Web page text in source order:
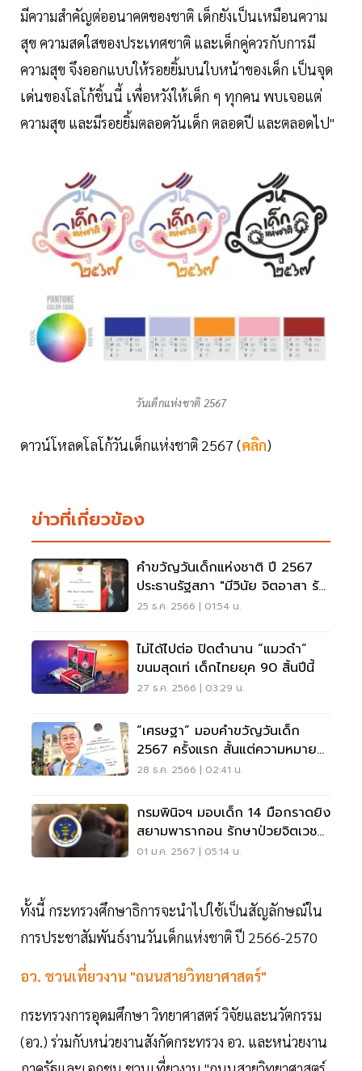
มีความสำคัญต่ออนาคตของชาติ เด็กยังเป็นเหมือนความ
สุข ความสดใสของประเทศชาติ และเด็กคู่ควรกับการมี
ความสุข จึงออกแบบให้รอยยิ้มบนใบหน้าของเด็ก เป็นจุด
เด่นของโลโก้ชิ้นนี้ เพื่อหวังให้เด็ก ๆ ทุกคน พบเจอแต่
ความสุข และมีรอยยิ้มตลอดวันเด็ก ตลอดปี และตลอดไป"
วันเด็กแห่งชาติ 2567
ดาวน์โหลดโลโก้วันเด็กแห่งชาติ 2567 (คลิก)
ข่าวที่เกี่ยวข้อง
คำขวัญวันเด็กแห่งชาติ ปี 2567
ประธานรัฐสภา "มีวินัย จิตอาสา รัก
ประชาธิปไตย"
25 ธ.ค. 2566 | 01:54 น.
ไม่ได้ไปต่อ ปิดตำนาน “แมวดำ”
ขนมสุดเท่ เด็กไทยยุค 90 สิ้นปีนี้
27 ธ.ค. 2566 | 03:29 น.
“เศรษฐา” มอบคำขวัญวันเด็ก
2567 ครั้งแรก สั้นแต่ความหมาย
ลึก
28 ธ.ค. 2566 | 02:41 น.
กรมพินิจฯ มอบเด็ก 14 มือกราดยิง
สยามพารากอน รักษาป่วยจิตเวช
ต่อจนกว่าจะหาย
01 ม.ค. 2567 | 05:14 น.
ทั้งนี้ กระทรวงศึกษาธิการจะนำไปใช้เป็นสัญลักษณ์ใน
การประชาสัมพันธ์งานวันเด็กแห่งชาติ ปี 2566-2570
อว. ชวนเที่ยวงาน "ถนนสายวิทยาศาสตร์"
กระทรวงการอุดมศึกษา วิทยาศาสตร์ วิจัยและนวัตกรรม
(อว.) ร่วมกับหน่วยงานสังกัดกระทรวง อว. และหน่วยงาน